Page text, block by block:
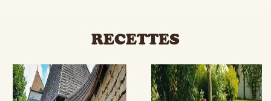
RECETTES